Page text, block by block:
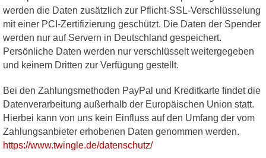
werden die Daten zusätzlich zur Pflicht-SSL-Verschlüsselung
mit einer PCI-Zertifizierung geschützt. Die Daten der Spender
werden nur auf Servern in Deutschland gespeichert.
Persönliche Daten werden nur verschlüsselt weitergegeben
und keinem Dritten zur Verfügung gestellt.
Bei den Zahlungsmethoden PayPal und Kreditkarte findet die
Datenverarbeitung außerhalb der Europäischen Union statt.
Hierbei kann von uns kein Einfluss auf den Umfang der vom
Zahlungsanbieter erhobenen Daten genommen werden.
https://www.twingle.de/datenschutz/